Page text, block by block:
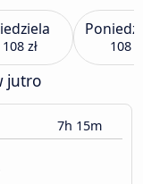
108 zł 108
jutro
7h 15m